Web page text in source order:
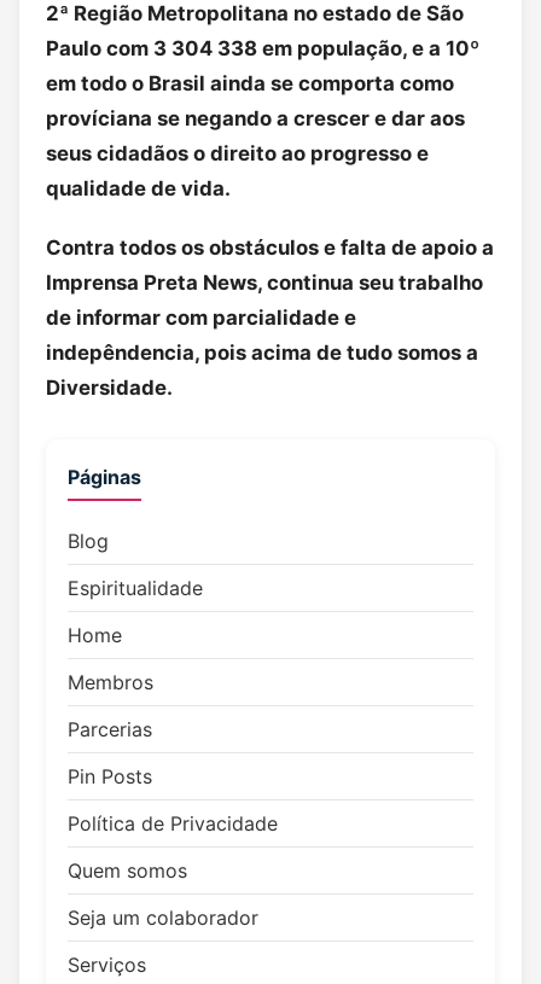
2ª Região Metropolitana no estado de São
Paulo com 3 304 338 em população, e a 10º
em todo o Brasil ainda se comporta como
províciana se negando a crescer e dar aos
seus cidadãos o direito ao progresso e
qualidade de vida.
Contra todos os obstáculos e falta de apoio a
Imprensa Preta News, continua seu trabalho
de informar com parcialidade e
indepêndencia, pois acima de tudo somos a
Diversidade.
Páginas
Blog
Espiritualidade
Home
Membros
Parcerias
Pin Posts
Política de Privacidade
Quem somos
Seja um colaborador
Serviços